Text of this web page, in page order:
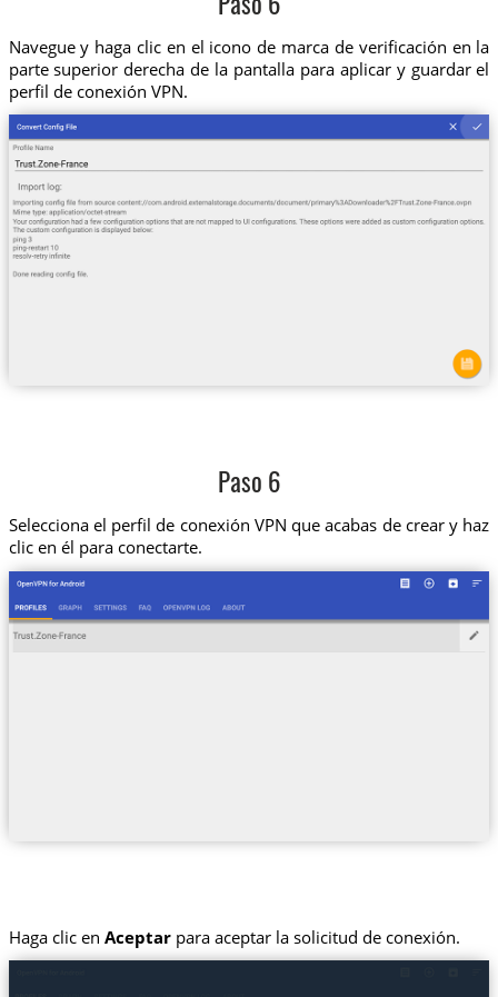
Paso 6
Navegue y haga clic en el icono de marca de verificación en la
parte superior derecha de la pantalla para aplicar y guardar el
perfil de conexión VPN.
Paso 6
Selecciona el perfil de conexión VPN que acabas de crear y haz
clic en él para conectarte.
Haga clic en Aceptarpara aceptar la solicitud de conexión.